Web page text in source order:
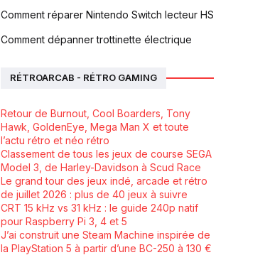
Comment réparer Nintendo Switch lecteur HS
Comment dépanner trottinette électrique
RÉTROARCAB - RÉTRO GAMING
Retour de Burnout, Cool Boarders, Tony
Hawk, GoldenEye, Mega Man X et toute
l’actu rétro et néo rétro
Classement de tous les jeux de course SEGA
Model 3, de Harley-Davidson à Scud Race
Le grand tour des jeux indé, arcade et rétro
de juillet 2026 : plus de 40 jeux à suivre
CRT 15 kHz vs 31 kHz : le guide 240p natif
pour Raspberry Pi 3, 4 et 5
J’ai construit une Steam Machine inspirée de
la PlayStation 5 à partir d’une BC-250 à 130 €